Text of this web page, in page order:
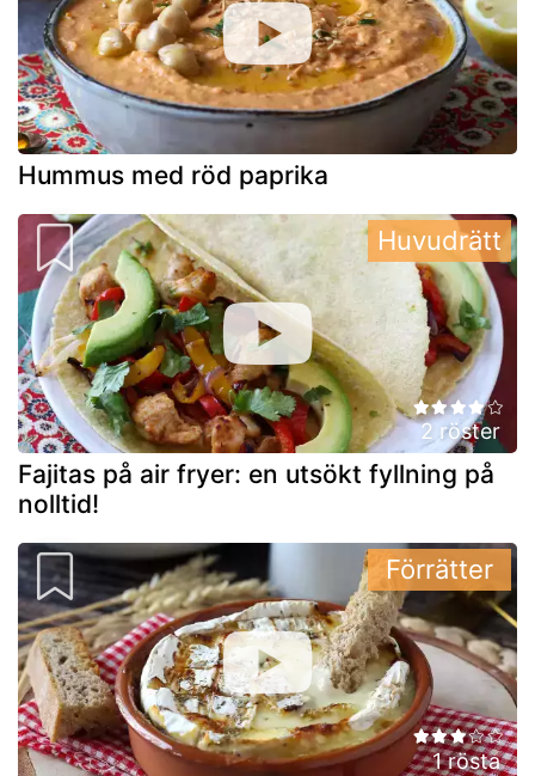
Hummus med röd paprika
2 röster
Fajitas på air fryer: en utsökt fyllning på
nolltid!
Huvudrätt
1 rösta
Förrätter